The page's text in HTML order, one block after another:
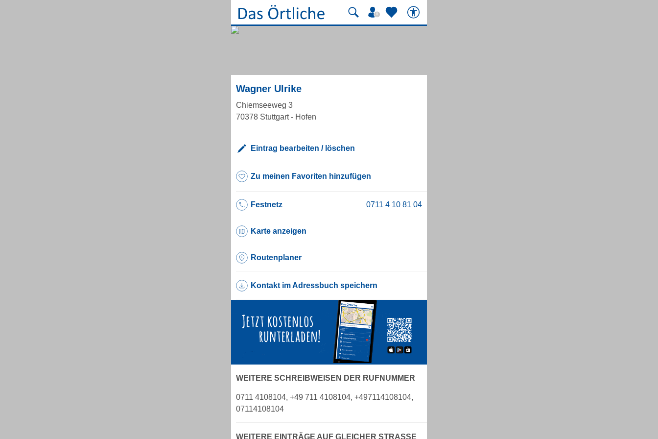
Wagner Ulrike
Chiemseeweg 3
70378 Stuttgart - Hofen
Eintrag bearbeiten / löschen
Zu meinen Favoriten hinzufügen
Festnetz
Karte anzeigen
Routenplaner
Kontakt im Adressbuch speichern
WEITERE SCHREIBWEISEN DER RUFNUMMER
0711 4108104, +49 711 4108104, +497114108104,
07114108104
WEITERE EINTRÄGE AUF GLEICHER STRASSE